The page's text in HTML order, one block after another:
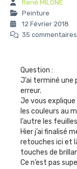
René MILONE
Peinture
12 Février 2018
35 commentaires
Question :
J’ai terminé
erreur.
Je vous
les couleurs au
l’autre les
Hier j’ai finalisé
retouches ici et
touches de
Ce n’est pas